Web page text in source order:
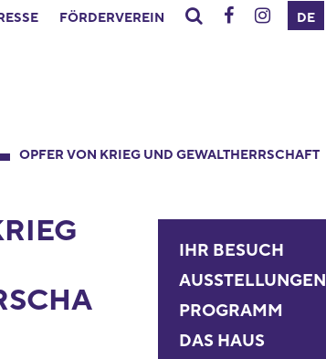
FÖRDERVEREIN DE
OPFER VON KRIEG UND GEWALTHERRSCHAFT
IHR BESUCH
AUSSTELLUNGEN
PROGRAMM
DAS HAUS